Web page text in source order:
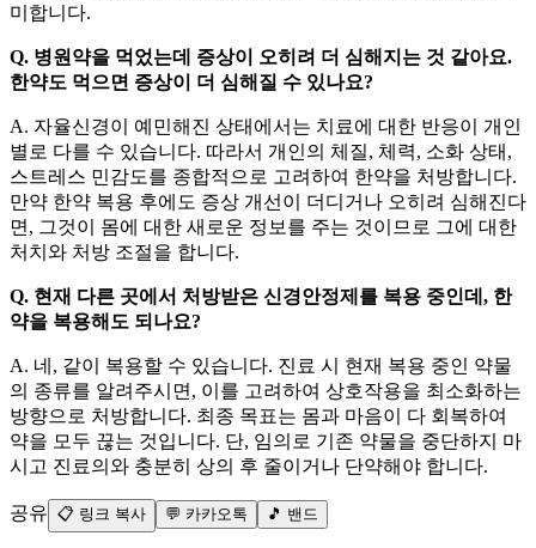
미합니다.
Q. 병원약을 먹었는데 증상이 오히려 더 심해지는 것 같아요.
한약도 먹으면 증상이 더 심해질 수 있나요?
A. 자율신경이 예민해진 상태에서는 치료에 대한 반응이 개인
별로 다를 수 있습니다. 따라서 개인의 체질, 체력, 소화 상태,
스트레스 민감도를 종합적으로 고려하여 한약을 처방합니다.
만약 한약 복용 후에도 증상 개선이 더디거나 오히려 심해진다
면, 그것이 몸에 대한 새로운 정보를 주는 것이므로 그에 대한
처치와 처방 조절을 합니다.
Q. 현재 다른 곳에서 처방받은 신경안정제를 복용 중인데, 한
약을 복용해도 되나요?
A. 네, 같이 복용할 수 있습니다. 진료 시 현재 복용 중인 약물
의 종류를 알려주시면, 이를 고려하여 상호작용을 최소화하는
방향으로 처방합니다. 최종 목표는 몸과 마음이 다 회복하여
약을 모두 끊는 것입니다. 단, 임의로 기존 약물을 중단하지 마
시고 진료의와 충분히 상의 후 줄이거나 단약해야 합니다.
공유 📋 링크 복사 💬 카카오톡 🎵 밴드